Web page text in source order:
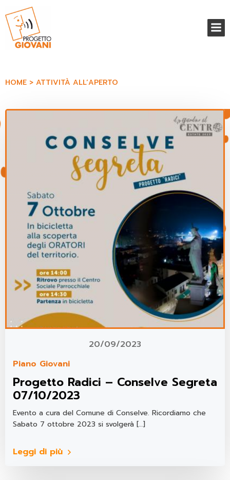
HOME ATTIVITÀ ALL’APERTO
20/09/2023
Piano Giovani
Progetto Radici – Conselve Segreta
07/10/2023
Evento a cura del Comune di Conselve. Ricordiamo che
Sabato 7 ottobre 2023 si svolgerà […]
Leggi di più